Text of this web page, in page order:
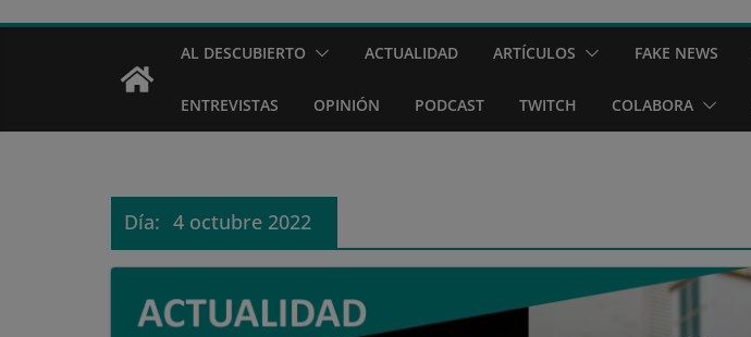
AL DESCUBIERTO ACTUALIDAD ARTÍCULOS FAKE NEWS
ENTREVISTAS OPINIÓN PODCAST TWITCH COLABORA
Día: 4 octubre 2022